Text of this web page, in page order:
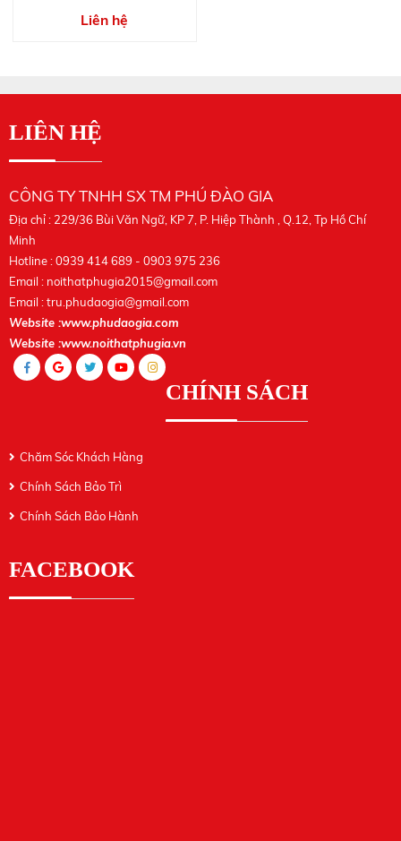
Liên hệ
LIÊN HỆ
CÔNG TY TNHH SX TM PHÚ ĐÀO GIA
Địa chỉ : 229/36 Bùi Văn Ngữ, KP 7, P. Hiệp Thành , Q.12, Tp Hồ Chí
Minh
Hotline : 0939 414 689 - 0903 975 236
Email : noithatphugia2015@gmail.com
Email :tru.phudaogia@gmail.com
Website :www.phudaogia.com
Website :www.noithatphugia.vn
CHÍNH SÁCH
Chăm Sóc Khách Hàng
Chính Sách Bảo Trì
Chính Sách Bảo Hành
FACEBOOK